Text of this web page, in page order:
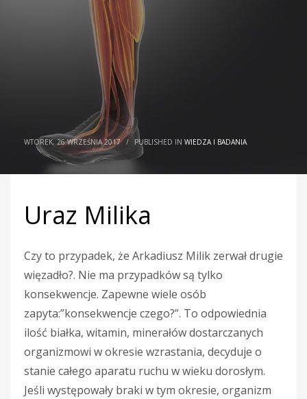
WTOREK, 26 WRZEŚNIA 2017 / PUBLISHED IN WIEDZA I BADANIA
Uraz Milika
Czy to przypadek, że Arkadiusz Milik zerwał drugie
więzadło?. Nie ma przypadków są tylko
konsekwencje. Zapewne wiele osób
zapyta:”konsekwencje czego?”. To odpowiednia
ilość białka, witamin, minerałów dostarczanych
organizmowi w okresie wzrastania, decyduje o
stanie całego aparatu ruchu w wieku dorosłym.
Jeśli występowały braki w tym okresie, organizm